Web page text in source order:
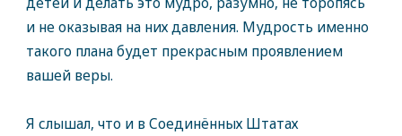
и не оказывая на них давления. Мудрость именно
такого плана будет прекрасным проявлением
вашей веры.
Я слышал, что и в Соединённых Штатах